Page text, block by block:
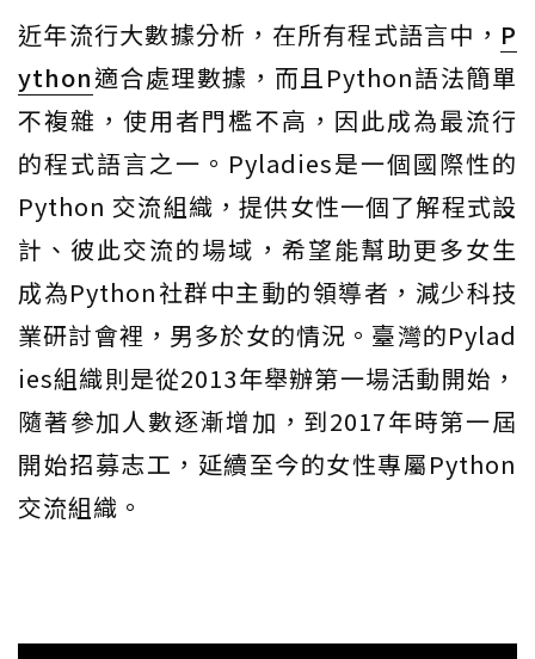
近年流行大數據分析，在所有程式語言中， P
ython適合處理數據，而且Python語法簡單
不複雜，使用者門檻不高，因此成為最流行
的程式語言之一。Pyladies是一個國際性的
Python 交流組織，提供女性一個了解程式設
計、彼此交流的場域，希望能幫助更多女生
成為Python社群中主動的領導者，減少科技
業研討會裡，男多於女的情況。臺灣的Pylad
ies組織則是從2013年舉辦第一場活動開始，
隨著參加人數逐漸增加，到2017年時第一屆
開始招募志工，延續至今的女性專屬Python
交流組織。